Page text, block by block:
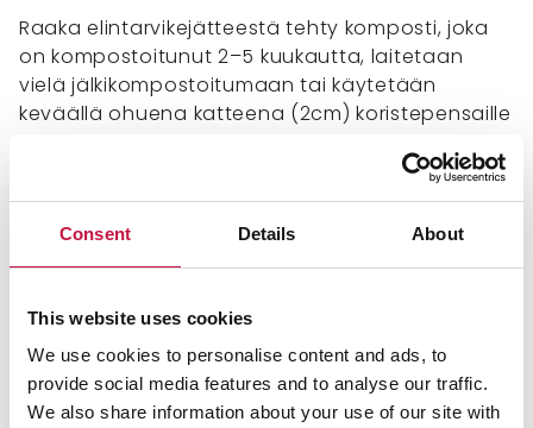
Consent Details About
This website uses cookies
We use cookies to personalise content and ads, to
provide social media features and to analyse our traffic.
We also share information about your use of our site with
Raaka elintarvikejätteestä tehty komposti, joka
on kompostoitunut 2–5 kuukautta, laitetaan
vielä jälkikompostoitumaan tai käytetään
keväällä ohuena katteena (2cm) koristepensaille
Puolikypsä komposti 5–12 kk
Puolikypsä komposti on kompostoitunut 5–12
kuukautta ja sopii paksumpana 10 cm:n katteena
koriste- ja marjapensaille.
Kypsä komposti 1–2 vuotta